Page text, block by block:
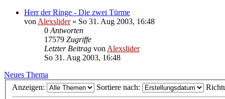
Herr der Ringe - Die zwei Türme
von Alexslider» So 31. Aug 2003, 16:48
0 Antworten
17579 Zugriffe
Letzter Beitrag von Alexslider
So 31. Aug 2003, 16:48
Neues Thema
Anzeigen:
Sortiere nach: